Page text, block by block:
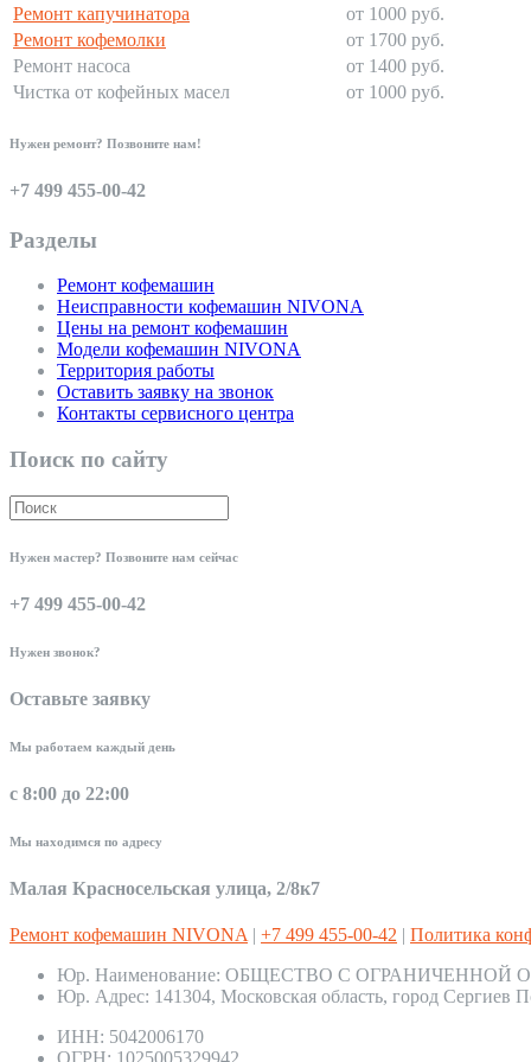
Ремонт капучинатора
от 1000 руб.
Ремонт кофемолки
от 1700 руб.
Ремонт насоса
от 1400 руб.
Чистка от кофейных масел
от 1000 руб.
Нужен ремонт? Позвоните нам!
+7 499 455-00-42
Разделы
Ремонт кофемашин
Неисправности кофемашин NIVONA
Цены на ремонт кофемашин
Модели кофемашин NIVONA
Территория работы
Оставить заявку на звонок
Контакты сервисного центра
Поиск по сайту
Нужен мастер? Позвоните нам сейчас
+7 499 455-00-42
Нужен звонок?
Оставьте заявку
Мы работаем каждый день
с 8:00 до 22:00
Мы находимся по адресу
Малая Красносельская улица, 2/8к7
Ремонт кофемашин NIVONA | +7 499 455-00-42 | Политика
Юр. Наименование: ОБЩЕСТВО С ОГРАНИЧЕННОЙ
Юр. Адрес: 141304, Московская область, город Сергиев
ИНН: 5042006170
ОГРН: 1025005329942